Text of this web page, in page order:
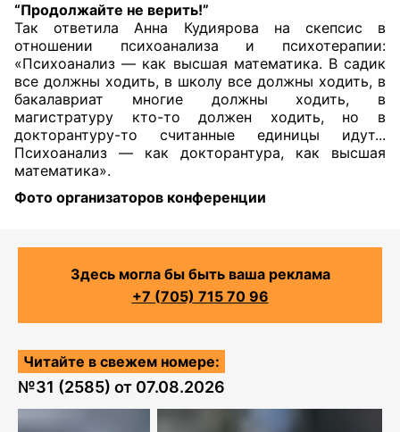
“Продолжайте не верить!”
Так ответила Анна Кудиярова на скепсис в
отношении психоанализа и психотерапии:
«Психоанализ — как высшая математика. В садик
все должны ходить, в школу все должны ходить, в
бакалавриат многие должны ходить, в
магистратуру кто-то должен ходить, но в
докторантуру-то считанные единицы идут...
Психоанализ — как докторантура, как высшая
математика».
Фото организаторов конференции
Здесь могла бы быть ваша реклама
+7 (705) 715 70 96
Читайте в свежем номере:
№31 (2585) от 07.08.2026